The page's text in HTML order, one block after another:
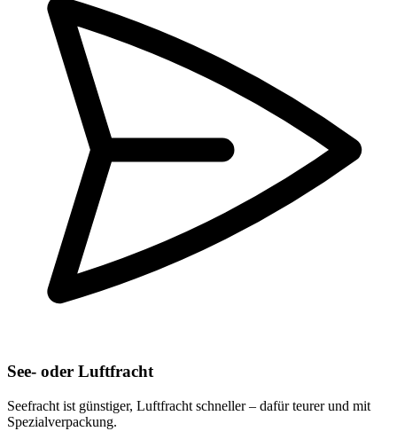
See- oder Luftfracht
Seefracht ist günstiger, Luftfracht schneller – dafür teurer und mit
Spezialverpackung.